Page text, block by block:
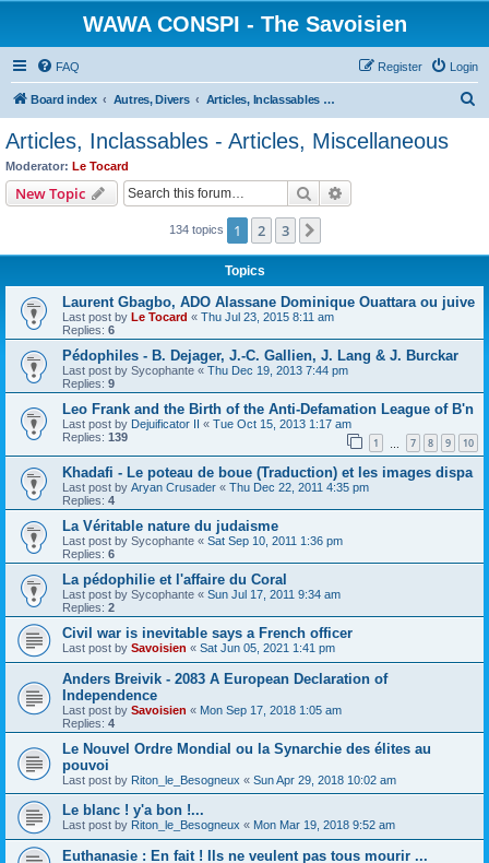
WAWA CONSPI - The Savoisien
FAQ Login
Register
Board index Autres, Divers Articles, Inclassables - Articles, Miscellaneous
Articles, Inclassables - Articles, Miscellaneous
Moderator: Le Tocard
New Topic Search
134 topics 1 2 3
Topics
Laurent Gbagbo, ADO Alassane Dominique Ouattara ou juive
Last post by Le Tocard « Thu Jul 23, 2015 8:11 am
Replies: 6
Pédophiles - B. Dejager, J.-C. Gallien, J. Lang & J. Burckar
Last post by Sycophante « Thu Dec 19, 2013 7:44 pm
Replies: 9
Leo Frank and the Birth of the Anti-Defamation League of B'n
Last post by Dejuificator II « Tue Oct 15, 2013 1:17 am
Replies: 139 1 7 8 9 10
Khadafi - Le poteau de boue (Traduction) et les images dispa
Last post by Aryan Crusader « Thu Dec 22, 2011 4:35 pm
Replies: 4
La Véritable nature du judaisme
Last post by Sycophante « Sat Sep 10, 2011 1:36 pm
Replies: 6
La pédophilie et l'affaire du Coral
Last post by Sycophante « Sun Jul 17, 2011 9:34 am
Replies: 2
Civil war is inevitable says a French officer
Last post by Savoisien « Sat Jun 05, 2021 1:41 pm
Anders Breivik - 2083 A European Declaration of
Independence
Last post by Savoisien « Mon Sep 17, 2018 1:05 am
Replies: 4
Le Nouvel Ordre Mondial ou la Synarchie des élites au
pouvoi
Last post by Riton_le_Besogneux « Sun Apr 29, 2018 10:02 am
Le blanc ! y'a bon !...
Last post by Riton_le_Besogneux « Mon Mar 19, 2018 9:52 am
Euthanasie : En fait ! Ils ne veulent pas tous mourir ...